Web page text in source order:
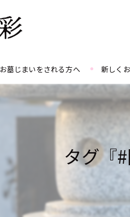
お墓じまいをされる方へ 新しく
タグ『